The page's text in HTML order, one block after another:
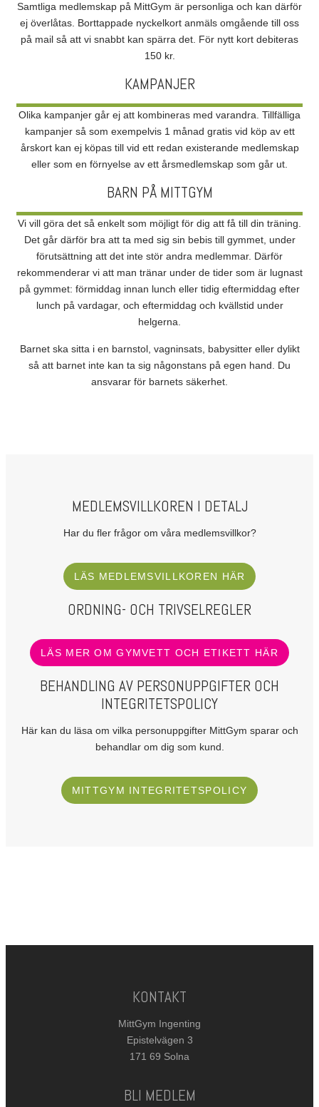
Samtliga medlemskap på MittGym är personliga och kan därför
ej överlåtas. Borttappade nyckelkort anmäls omgående till oss
på mail så att vi snabbt kan spärra det. För nytt kort debiteras
150 kr.
KAMPANJER
Olika kampanjer går ej att kombineras med varandra. Tillfälliga
kampanjer så som exempelvis 1 månad gratis vid köp av ett
årskort kan ej köpas till vid ett redan existerande medlemskap
eller som en förnyelse av ett årsmedlemskap som går ut.
BARN PÅ MITTGYM
Vi vill göra det så enkelt som möjligt för dig att få till din träning.
Det går därför bra att ta med sig sin bebis till gymmet, under
förutsättning att det inte stör andra medlemmar. Därför
rekommenderar vi att man tränar under de tider som är lugnast
på gymmet: förmiddag innan lunch eller tidig eftermiddag efter
lunch på vardagar, och eftermiddag och kvällstid under
helgerna.
Barnet ska sitta i en barnstol, vagninsats, babysitter eller dylikt
så att barnet inte kan ta sig någonstans på egen hand. Du
ansvarar för barnets säkerhet.
MEDLEMSVILLKOREN I DETALJ
Har du fler frågor om våra medlemsvillkor?
LÄS MEDLEMSVILLKOREN HÄR
ORDNING- OCH TRIVSELREGLER
LÄS MER OM GYMVETT OCH ETIKETT HÄR
BEHANDLING AV PERSONUPPGIFTER OCH
INTEGRITETSPOLICY
Här kan du läsa om vilka personuppgifter MittGym sparar och
behandlar om dig som kund.
MITTGYM INTEGRITETSPOLICY
KONTAKT
MittGym Ingenting
Epistelvägen 3
171 69 Solna
BLI MEDLEM